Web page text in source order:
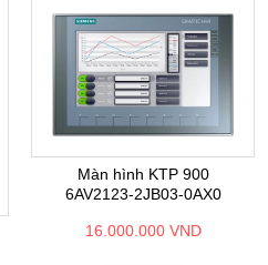
Màn hình KTP 900
6AV2123-2JB03-0AX0
16.000.000 VND